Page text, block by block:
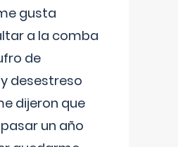
gusta
a la comba
de
desestreso
dijeron que
un año